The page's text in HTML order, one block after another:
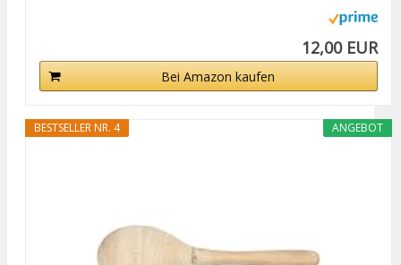
12,00 EUR
Bei Amazon kaufen
ANGEBOT
BESTSELLER NR. 4